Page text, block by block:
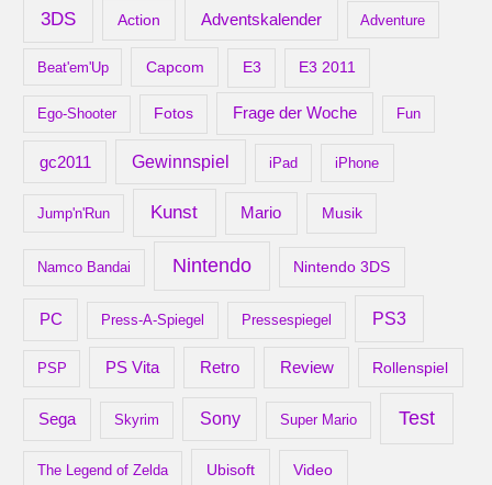
3DS Action Adventskalender Adventure
Beat'em'Up Capcom E3 E3 2011
Ego-Shooter Fotos Frage der Woche Fun
gc2011 Gewinnspiel iPad iPhone
Jump'n'Run Kunst Mario Musik
Namco Bandai Nintendo Nintendo 3DS
PC Press-A-Spiegel Pressespiegel PS3
PSP PS Vita Retro Review Rollenspiel
Sega Skyrim Sony Super Mario Test
The Legend of Zelda Ubisoft Video